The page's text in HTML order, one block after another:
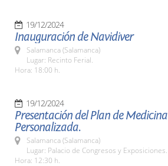
19/12/2024
Inauguración de Navidiver
Salamanca (Salamanca)
Lugar: Recinto Ferial.
Hora: 18:00 h.
19/12/2024
Presentación del Plan de Medicina
Personalizada.
Salamanca (Salamanca)
Lugar: Palacio de Congresos y Exposiciones.
Hora: 12:30 h.